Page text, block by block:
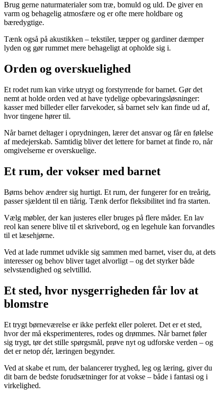
Brug gerne naturmaterialer som træ, bomuld og uld. De giver en
varm og behagelig atmosfære og er ofte mere holdbare og
bæredygtige.
Tænk også på akustikken – tekstiler, tæpper og gardiner dæmper
lyden og gør rummet mere behageligt at opholde sig i.
Orden og overskuelighed
Et rodet rum kan virke utrygt og forstyrrende for barnet. Gør det
nemt at holde orden ved at have tydelige opbevaringsløsninger:
kasser med billeder eller farvekoder, så barnet selv kan finde ud af,
hvor tingene hører til.
Når barnet deltager i oprydningen, lærer det ansvar og får en følelse
af medejerskab. Samtidig bliver det lettere for barnet at finde ro, når
omgivelserne er overskuelige.
Et rum, der vokser med barnet
Børns behov ændrer sig hurtigt. Et rum, der fungerer for en treårig,
passer sjældent til en tiårig. Tænk derfor fleksibilitet ind fra starten.
Vælg møbler, der kan justeres eller bruges på flere måder. En lav
reol kan senere blive til et skrivebord, og en legehule kan forvandles
til et læsehjørne.
Ved at lade rummet udvikle sig sammen med barnet, viser du, at dets
interesser og behov bliver taget alvorligt – og det styrker både
selvstændighed og selvtillid.
Et sted, hvor nysgerrigheden får lov at
blomstre
Et trygt børneværelse er ikke perfekt eller poleret. Det er et sted,
hvor der må eksperimenteres, rodes og drømmes. Når barnet føler
sig trygt, tør det stille spørgsmål, prøve nyt og udforske verden – og
det er netop dér, læringen begynder.
Ved at skabe et rum, der balancerer tryghed, leg og læring, giver du
dit barn de bedste forudsætninger for at vokse – både i fantasi og i
virkelighed.